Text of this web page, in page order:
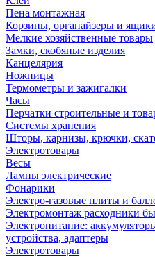
Пена монтажная
Корзины, органайзеры и
Мелкие хозяйственные товары
Замки, скобяные изделия
Канцелярия
Ножницы
Термометры и зажигалки
Часы
Перчатки строительные и
Системы хранения
Шторы, карнизы, крючки,
Электротовары
Весы
Лампы электрические
Фонарики
Электро-газовые плиты и
Электромонтаж расходники
Электропитание:
устройства, адаптеры
Электротовары